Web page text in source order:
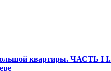
квартиры. ЧАСТЬ I I.